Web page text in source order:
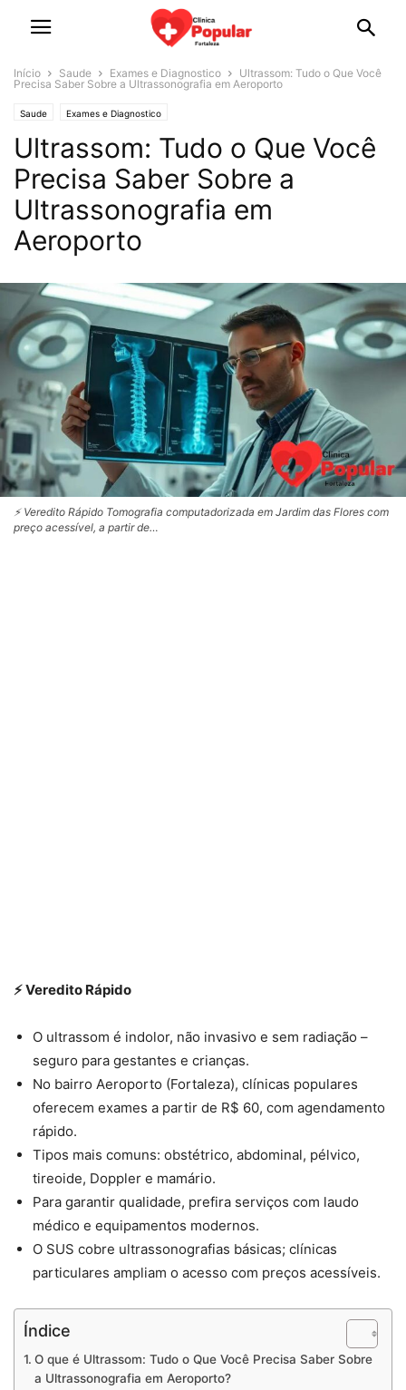
Início Saude Exames e Diagnostico
Ultrassom: Tudo o Que Você
Precisa Saber Sobre a Ultrassonografia em Aeroporto
Saude Exames e Diagnostico
Ultrassom: Tudo o Que Você
Precisa Saber Sobre a
Ultrassonografia em
Aeroporto
⚡ Veredito Rápido Tomografia computadorizada em Jardim das Flores com
preço acessível, a partir de…
⚡ Veredito Rápido
O ultrassom é indolor, não invasivo e sem radiação –
seguro para gestantes e crianças.
No bairro Aeroporto (Fortaleza), clínicas populares
oferecem exames a partir de R$ 60, com agendamento
rápido.
Tipos mais comuns: obstétrico, abdominal, pélvico,
tireoide, Doppler e mamário.
Para garantir qualidade, prefira serviços com laudo
médico e equipamentos modernos.
O SUS cobre ultrassonografias básicas; clínicas
particulares ampliam o acesso com preços acessíveis.
Índice
O que é Ultrassom: Tudo o Que Você Precisa Saber Sobre
a Ultrassonografia em Aeroporto?